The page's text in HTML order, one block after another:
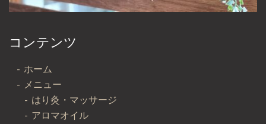
コンテンツ
ホーム
メニュー
はり灸・マッサージ
アロマオイル